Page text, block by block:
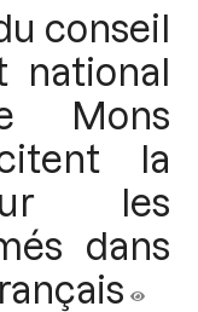
conseil
national
Mons
la
les
dans